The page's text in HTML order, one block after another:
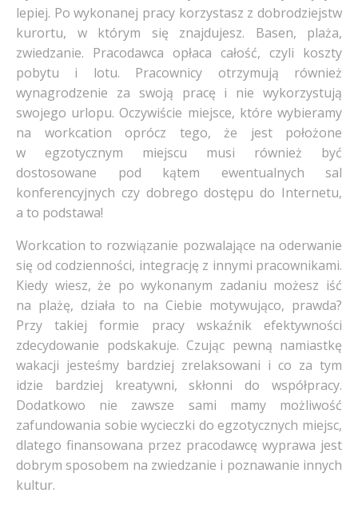
lepiej. Po wykonanej pracy korzystasz z dobrodziejstw
kurortu, w którym się znajdujesz. Basen, plaża,
zwiedzanie. Pracodawca opłaca całość, czyli koszty
pobytu i lotu. Pracownicy otrzymują również
wynagrodzenie za swoją pracę i nie wykorzystują
swojego urlopu. Oczywiście miejsce, które wybieramy
na workcation oprócz tego, że jest położone
w egzotycznym miejscu musi również być
dostosowane pod kątem ewentualnych sal
konferencyjnych czy dobrego dostępu do Internetu,
a to podstawa!
Workcation to rozwiązanie pozwalające na oderwanie
się od codzienności, integrację z innymi pracownikami.
Kiedy wiesz, że po wykonanym zadaniu możesz iść
na plażę, działa to na Ciebie motywująco, prawda?
Przy takiej formie pracy wskaźnik efektywności
zdecydowanie podskakuje. Czując pewną namiastkę
wakacji jesteśmy bardziej zrelaksowani i co za tym
idzie bardziej kreatywni, skłonni do współpracy.
Dodatkowo nie zawsze sami mamy możliwość
zafundowania sobie wycieczki do egzotycznych miejsc,
dlatego finansowana przez pracodawcę wyprawa jest
dobrym sposobem na zwiedzanie i poznawanie innych
kultur.